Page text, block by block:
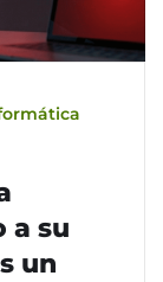
a su
un